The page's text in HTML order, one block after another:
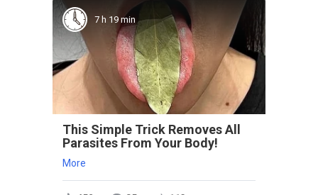
7 h 19 min
This Simple Trick Removes All
Parasites From Your Body!
More